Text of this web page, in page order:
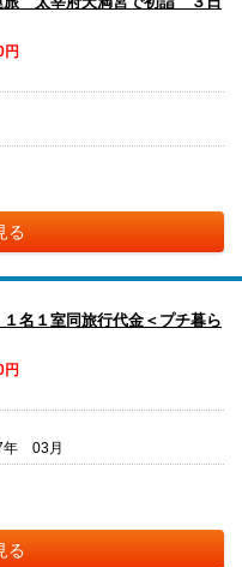
円
る
名１室同旅行代金＜プチ暮ら
円
年 03月
る